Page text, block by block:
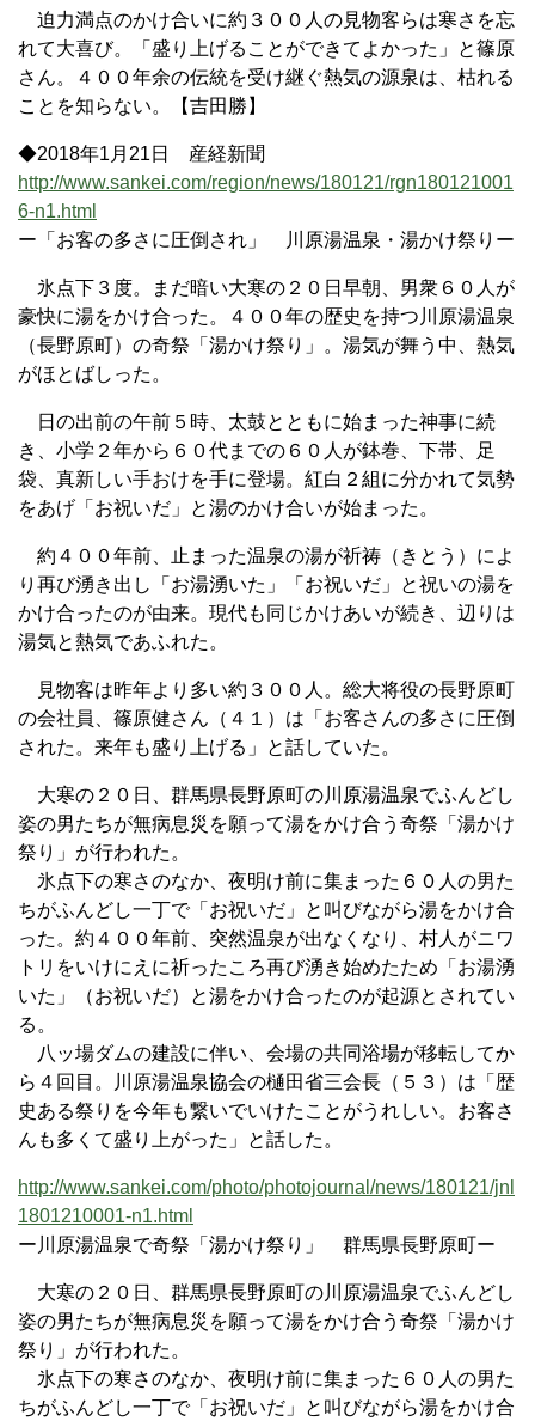
迫力満点のかけ合いに約３００人の見物客らは寒さを忘
れて大喜び。「盛り上げることができてよかった」と篠原
さん。４００年余の伝統を受け継ぐ熱気の源泉は、枯れる
ことを知らない。【吉田勝】
◆2018年1月21日 産経新聞
http://www.sankei.com/region/news/180121/rgn180121001
6-n1.html
ー「お客の多さに圧倒され」 川原湯温泉・湯かけ祭りー
氷点下３度。まだ暗い大寒の２０日早朝、男衆６０人が
豪快に湯をかけ合った。４００年の歴史を持つ川原湯温泉
（長野原町）の奇祭「湯かけ祭り」。湯気が舞う中、熱気
がほとばしった。
日の出前の午前５時、太鼓とともに始まった神事に続
き、小学２年から６０代までの６０人が鉢巻、下帯、足
袋、真新しい手おけを手に登場。紅白２組に分かれて気勢
をあげ「お祝いだ」と湯のかけ合いが始まった。
約４００年前、止まった温泉の湯が祈祷（きとう）によ
り再び湧き出し「お湯湧いた」「お祝いだ」と祝いの湯を
かけ合ったのが由来。現代も同じかけあいが続き、辺りは
湯気と熱気であふれた。
見物客は昨年より多い約３００人。総大将役の長野原町
の会社員、篠原健さん（４１）は「お客さんの多さに圧倒
された。来年も盛り上げる」と話していた。
大寒の２０日、群馬県長野原町の川原湯温泉でふんどし
姿の男たちが無病息災を願って湯をかけ合う奇祭「湯かけ
祭り」が行われた。
氷点下の寒さのなか、夜明け前に集まった６０人の男た
ちがふんどし一丁で「お祝いだ」と叫びながら湯をかけ合
った。約４００年前、突然温泉が出なくなり、村人がニワ
トリをいけにえに祈ったころ再び湧き始めたため「お湯湧
いた」（お祝いだ）と湯をかけ合ったのが起源とされてい
る。
八ッ場ダムの建設に伴い、会場の共同浴場が移転してか
ら４回目。川原湯温泉協会の樋田省三会長（５３）は「歴
史ある祭りを今年も繋いでいけたことがうれしい。お客さ
んも多くて盛り上がった」と話した。
http://www.sankei.com/photo/photojournal/news/180121/jnl
1801210001-n1.html
ー川原湯温泉で奇祭「湯かけ祭り」 群馬県長野原町ー
大寒の２０日、群馬県長野原町の川原湯温泉でふんどし
姿の男たちが無病息災を願って湯をかけ合う奇祭「湯かけ
祭り」が行われた。
氷点下の寒さのなか、夜明け前に集まった６０人の男た
ちがふんどし一丁で「お祝いだ」と叫びながら湯をかけ合